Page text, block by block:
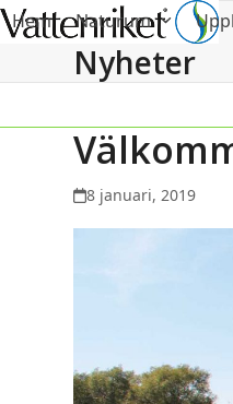
Hem Naturum
Nyheter
8 januari, 2019